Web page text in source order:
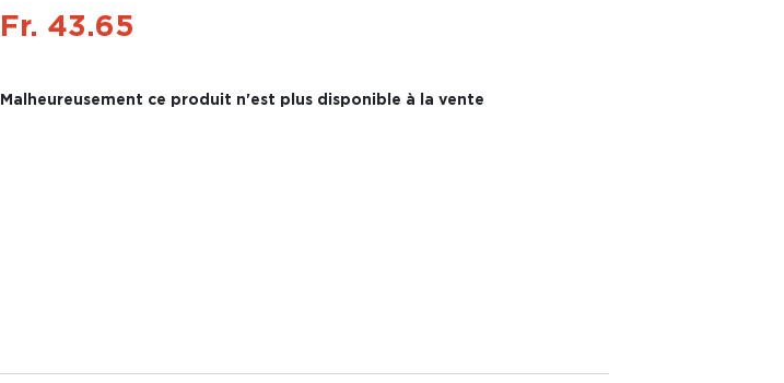
Fr. 43.65
Malheureusement ce produit n'est plus disponible à la vente